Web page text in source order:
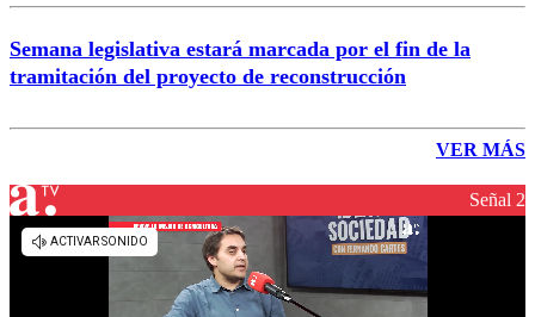
Semana legislativa estará marcada por el fin de la
tramitación del proyecto de reconstrucción
VER MÁS
Señal 2